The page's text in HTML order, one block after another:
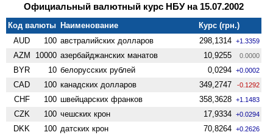
Официальный валютный курс НБУ на 15.07.2002
Код валюты Наименование
Курс (грн.)
AUD
100 австралийских долларов 298,1314 +1.3359
AZM 10000 азербайджанских манатов 10,9255 0.0000
BYR 10 белорусских рублей 0,0294 +0.0002
CAD 100 канадских долларов 349,2747 -0.1292
CHF 100 швейцарских франков 358,3628 +1.1483
CZK 100 чешских крон 17,9334 +0.0294
DKK 100 датских крон 70,8264 +0.2626